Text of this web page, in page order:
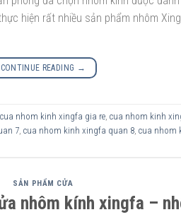
hiện rất nhiều sản phẩm nhôm
CONTINUE READING →
cua nhom kinh xingfa gia re cua nhom kinh
7 cua nhom kinh xingfa quan 8 cua nhom
SẢN PHẨM CỬA
nhôm kính xingfa –